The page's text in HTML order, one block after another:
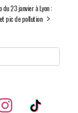
du 23 janvier à Lyon :
pic de pollution